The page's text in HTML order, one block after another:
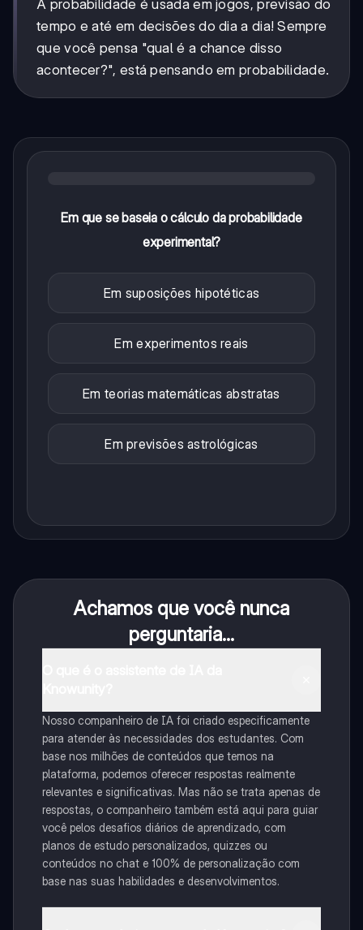
A probabilidade é usada em jogos, previsão do
tempo e até em decisões do dia a dia! Sempre
que você pensa "qual é a chance disso
acontecer?", está pensando em probabilidade.
Em que se baseia o cálculo da probabilidade
experimental?
Em suposições hipotéticas
Em experimentos reais
Em teorias matemáticas abstratas
Em previsões astrológicas
Achamos que você nunca
perguntaria...
Nosso companheiro de IA foi criado especificamente
para atender às necessidades dos estudantes. Com
base nos milhões de conteúdos que temos na
plataforma, podemos oferecer respostas realmente
relevantes e significativas. Mas não se trata apenas de
respostas, o companheiro também está aqui para guiar
você pelos desafios diários de aprendizado, com
planos de estudo personalizados, quizzes ou
conteúdos no chat e 100% de personalização com
base nas suas habilidades e desenvolvimentos.